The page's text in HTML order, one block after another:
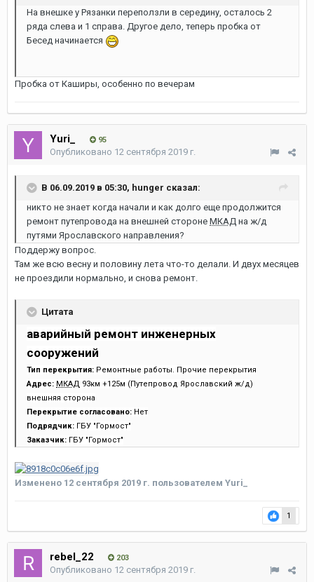
На внешке у Рязанки переползли в середину, осталось 2
ряда слева и 1 справа. Другое дело, теперь пробка от
Бесед начинается
Пробка от Каширы, особенно по вечерам
Yuri_ 95
Опубликовано 12 сентября 2019 г.
В 06.09.2019 в 05:30, hunger сказал:
никто не знает когда начали и как долго еще продолжится
ремонт путепровода на внешней стороне МКАД на ж/д
путями Ярославского направления?
Поддержу вопрос.
Там же всю весну и половину лета что-то делали. И двух месяцев
не проездили нормально, и снова ремонт.
Цитата
аварийный ремонт инженерных
сооружений
Тип перекрытия: Ремонтные работы. Прочие перекрытия
Адрес: МКАД 93км +125м (Путепровод Ярославский ж/д)
внешняя сторона
Перекрытие согласовано: Нет
Подрядчик: ГБУ "Гормост"
Заказчик: ГБУ "Гормост"
Изменено 12 сентября 2019 г. пользователем Yuri_
1
rebel_22 203
Опубликовано 12 сентября 2019 г.